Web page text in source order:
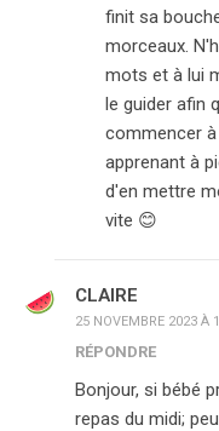
finit sa
morceaux.
mots et à lui
le guider afin
commencer
apprenant à
d'en mettre
vite 😊
CLAIRE
25 NOVEMBRE 2023 À
RÉPONDRE
Bonjour, si bébé
repas du midi;